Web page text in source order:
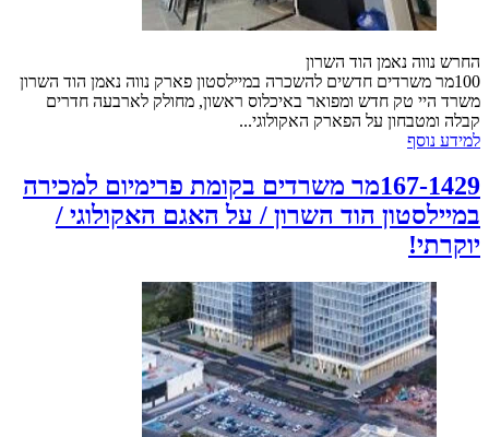
החרש נווה נאמן הוד השרון
100מר משרדים חדשים להשכרה במיילסטון פארק נווה נאמן הוד השרון
משרד היי טק חדש ומפואר באיכלוס ראשון, מחולק לארבעה חדרים
קבלה ומטבחון על הפארק האקולוגי...
למידע נוסף
167-1429מר משרדים בקומת פרימיום למכירה
במיילסטון הוד השרון / על האגם האקולוגי /
יוקרתי!